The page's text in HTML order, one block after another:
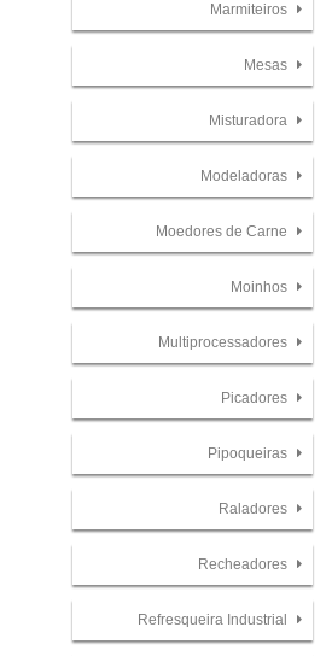
Marmiteiros
Mesas
Misturadora
Modeladoras
Moedores de Carne
Moinhos
Multiprocessadores
Picadores
Pipoqueiras
Raladores
Recheadores
Refresqueira Industrial